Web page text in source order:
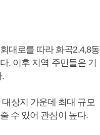
대로를 따라 화곡2,4,8동
. 이후 지역 주민들은 기
.
상지 가운데 최대 규모
수 있어 관심이 높다.